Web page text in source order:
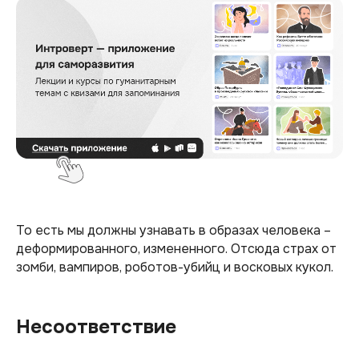
То есть мы должны узнавать в образах человека –
деформированного, измененного. Отсюда страх от
зомби, вампиров, роботов-убийц и восковых кукол.
Несоответствие